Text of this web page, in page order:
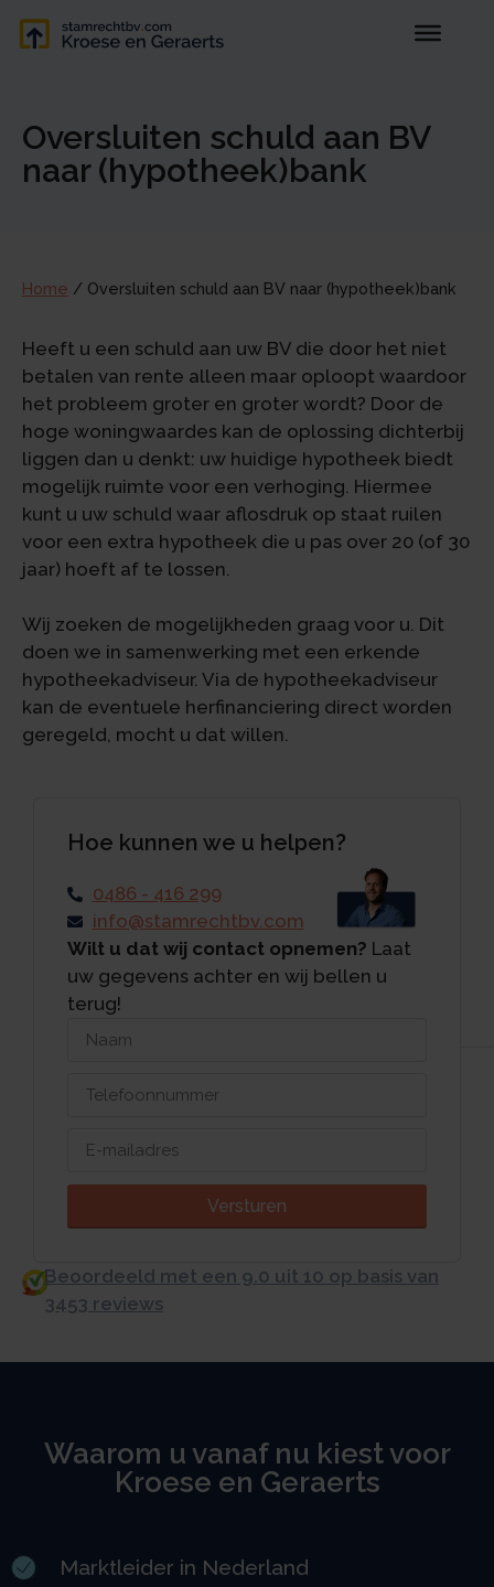
Oversluiten schuld aan BV
naar (hypotheek)bank
Home / Oversluiten schuld aan BV naar (hypotheek)bank
Heeft u een schuld aan uw BV die door het niet
betalen van rente alleen maar oploopt waardoor
het probleem groter en groter wordt? Door de
hoge woningwaardes kan de oplossing dichterbij
liggen dan u denkt: uw huidige hypotheek biedt
mogelijk ruimte voor een verhoging. Hiermee
kunt u uw schuld waar aflosdruk op staat ruilen
voor een extra hypotheek die u pas over 20 (of 30
jaar) hoeft af te lossen.
Wij zoeken de mogelijkheden graag voor u. Dit
doen we in samenwerking met een erkende
hypotheekadviseur. Via de hypotheekadviseur
kan de eventuele herfinanciering direct worden
geregeld, mocht u dat willen.
Hoe kunnen we u helpen?
0486 - 416 299
info@stamrechtbv.com
Wilt u dat wij contact opnemen? Laat
uw gegevens achter en wij bellen u
terug!
Versturen
Beoordeeld met een 9.0 uit 10 op basis van
3453 reviews
Waarom u vanaf nu kiest voor
Kroese en Geraerts
Marktleider in Nederland